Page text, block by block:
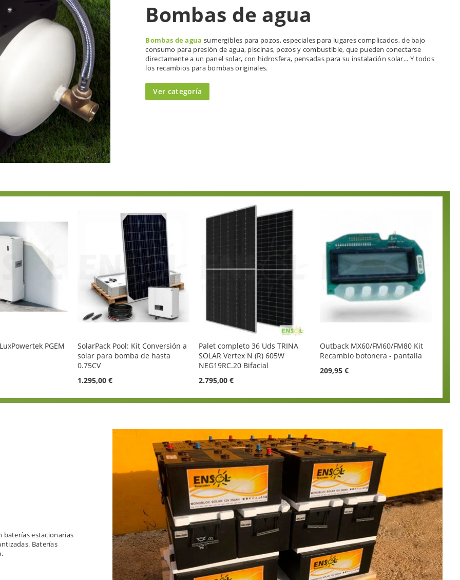
Bombas de agua
Bombas de agua sumergibles para pozos, especiales para lugares complicados, de bajo
consumo para presión de agua, piscinas, pozos y combustible, que pueden conectarse
directamente a un panel solar, con hidrosfera, pensadas para su instalación solar... Y todos
los recambios para bombas originales.
Ver categoría
PGEM
SolarPack Pool: Kit Conversión a
solar para bomba de hasta
0.75CV
1.295,00 €
Palet completo 36 Uds TRINA
SOLAR Vertex N (R) 605W
NEG19RC.20 Bifacial
2.795,00 €
Outback MX60/FM60/FM80 Kit
Recambio botonera - pantalla
209,95 €
baterías estacionarias
Baterías